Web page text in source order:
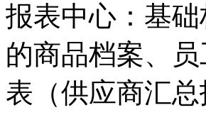
报表中心：基
的商品档案、
表（供应商汇